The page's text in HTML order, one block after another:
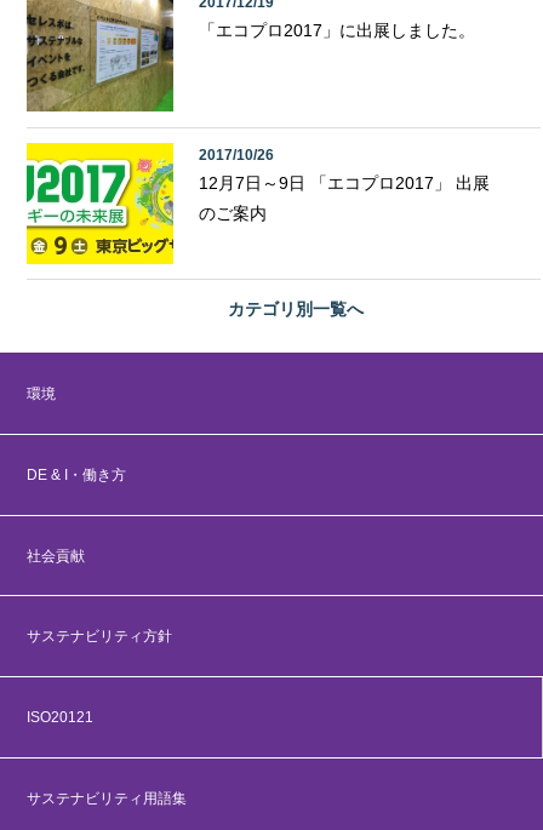
「エコプロ2017」に出展しました。
カテゴリ別一覧へ
2017/10/26
12月7日～9日 「エコプロ2017」 出展
のご案内
環境
DE & I・働き方
社会貢献
サステナビリティ方針
ISO20121
サステナビリティ用語集